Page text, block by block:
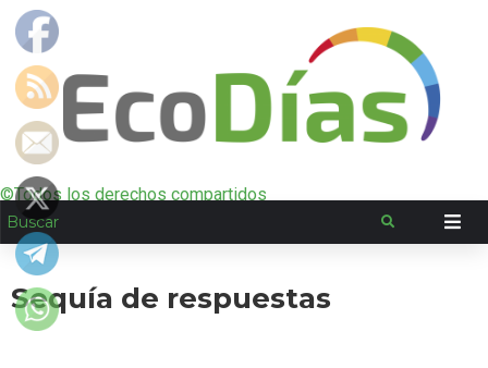
©Todos los derechos compartidos
Sequía de respuestas